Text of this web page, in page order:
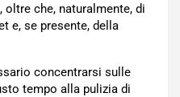
che, naturalmente, di
e, se presente, della
concentrarsi sulle
tempo alla pulizia di